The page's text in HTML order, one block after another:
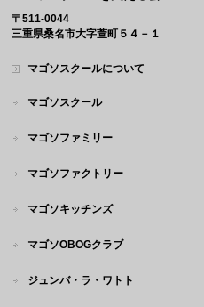
〒511-0044
三重県桑名市大字萱町５４－１
マゴソスクールについて
マゴソスクール
マゴソファミリー
マゴソファクトリー
マゴソキッチンズ
マゴソOBOGクラブ
ジュンバ・ラ・ワトト